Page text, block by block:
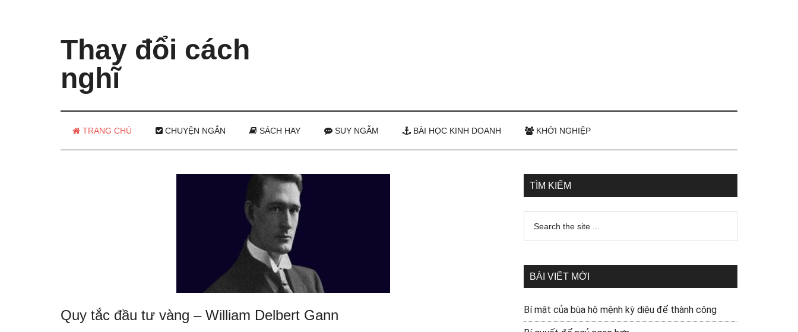
Thay đổi cách
nghĩ
TRANG CHỦ CHUYỆN NGẮN SÁCH HAY SUY NGẪM BÀI HỌC KINH DOANH KHỞI NGHIỆP
Quy tắc đầu tư vàng – William Delbert Gann
TÌM KIẾM
BÀI VIẾT MỚI
Bí mật của bùa hộ mệnh kỳ diệu để thành công